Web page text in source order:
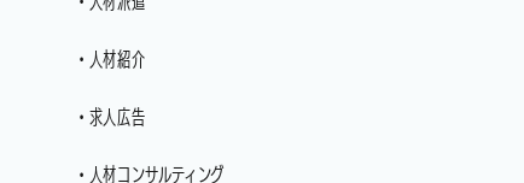
・人材紹介
・求人広告
・人材コンサルティング